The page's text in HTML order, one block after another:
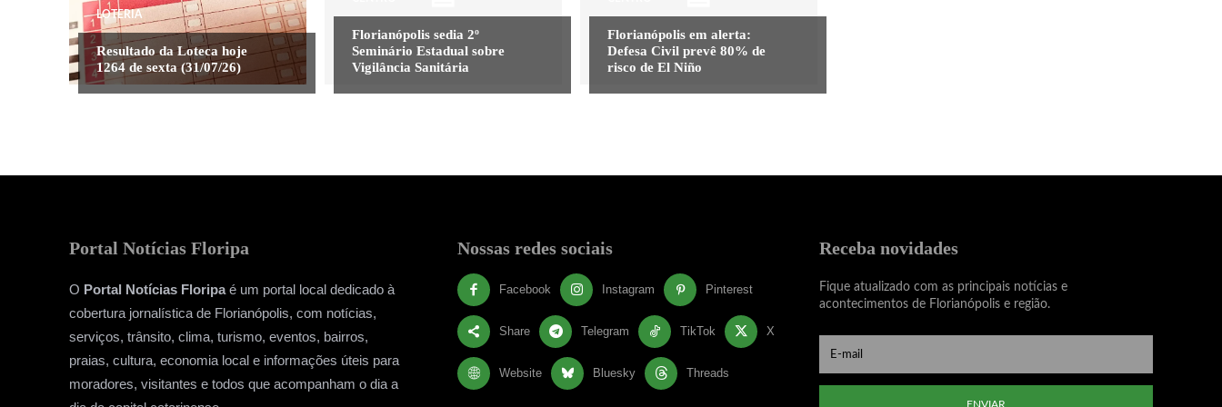
LOTERIA
Resultado da Loteca hoje
1264 de sexta (31/07/26)
Florianópolis sedia 2º
Seminário Estadual sobre
Vigilância Sanitária
Florianópolis em alerta:
Defesa Civil prevê 80% de
risco de El Niño
Portal Notícias Floripa
O Portal Notícias Floripaé um portal local dedicado à
cobertura jornalística de Florianópolis, com notícias,
serviços, trânsito, clima, turismo, eventos, bairros,
praias, cultura, economia local e informações úteis para
moradores, visitantes e todos que acompanham o dia a
Nossas redes sociais
Facebook Instagram Pinterest
Share Telegram TikTok X
Website Bluesky Threads
Receba novidades
Fique atualizado com as principais notícias e
acontecimentos de Florianópolis e região.
ENVIAR